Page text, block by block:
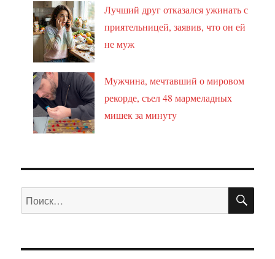
Лучший друг отказался ужинать с
приятельницей, заявив, что он ей
не муж
Мужчина, мечтавший о мировом
рекорде, съел 48 мармеладных
мишек за минуту
Искать: